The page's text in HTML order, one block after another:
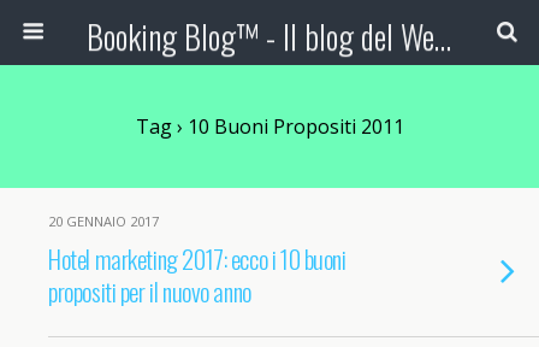
Booking Blog™ - Il blog del Web Marketing Turistico
Tag › 10 Buoni Propositi 2011
20 GENNAIO 2017
Hotel marketing 2017: ecco i 10 buoni
propositi per il nuovo anno